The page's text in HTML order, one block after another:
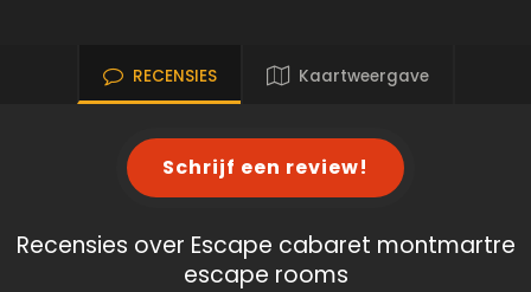
RECENSIES Kaartweergave
Schrijf een review!
Recensies over Escape cabaret montmartre
escape rooms